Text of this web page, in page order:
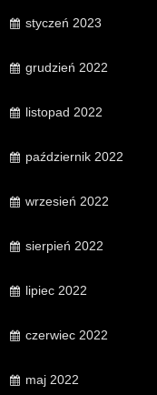
styczeń 2023
grudzień 2022
listopad 2022
październik 2022
wrzesień 2022
sierpień 2022
lipiec 2022
czerwiec 2022
maj 2022